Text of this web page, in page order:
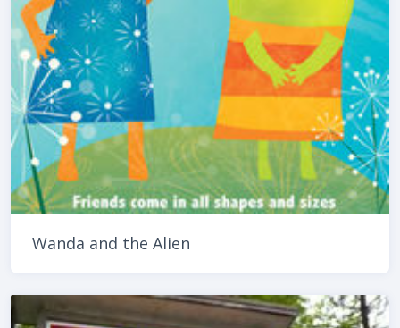
Wanda and the Alien